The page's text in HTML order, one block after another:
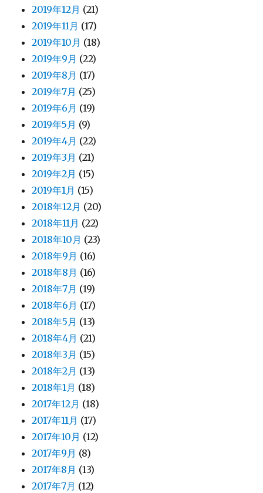
2019年12月 (21)
2019年11月 (17)
2019年10月 (18)
2019年9月 (22)
2019年8月 (17)
2019年7月 (25)
2019年6月 (19)
2019年5月 (9)
2019年4月 (22)
2019年3月 (21)
2019年2月 (15)
2019年1月 (15)
2018年12月 (20)
2018年11月 (22)
2018年10月 (23)
2018年9月 (16)
2018年8月 (16)
2018年7月 (19)
2018年6月 (17)
2018年5月 (13)
2018年4月 (21)
2018年3月 (15)
2018年2月 (13)
2018年1月 (18)
2017年12月 (18)
2017年11月 (17)
2017年10月 (12)
2017年9月 (8)
2017年8月 (13)
2017年7月 (12)